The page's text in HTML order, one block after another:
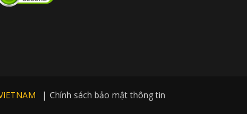
| Chính sách bảo mật thông tin